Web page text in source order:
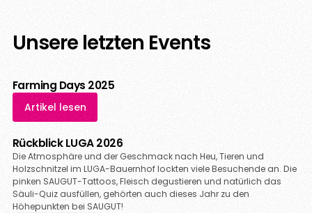
Unsere letzten Events
Farming Days 2025
Artikel lesen
Rückblick LUGA 2026
Die Atmosphäre und der Geschmack nach Heu, Tieren und
Holzschnitzel im LUGA-Bauernhof lockten viele Besuchende an. Die
pinken SAUGUT-Tattoos, Fleisch degustieren und natürlich das
Säuli-Quiz ausfüllen, gehörten auch dieses Jahr zu den
Höhepunkten bei SAUGUT!